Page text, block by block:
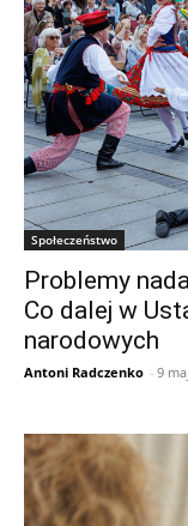
Społeczeństwo
Problemy
Co dalej w
narodowych
Antoni Radczenko - 9